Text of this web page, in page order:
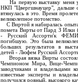
На первую выставку меня
НКП "Цвергшнауцер", дальше
втянулась в это. Время
великолепное потомство.
С Виртой я набиралась
помета Вирты от Пард З Илки
- Русский Ассорти'к
погибшую. Это была
больших результатов в
детей - Люфем Русский
Вторая вязка Вирты
Чемпионом Мира, Вице-
заводчиками и владельцами
известные эксперты и
получился ровный, высокого